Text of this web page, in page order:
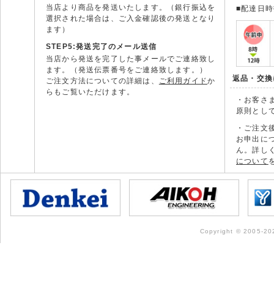
当店より商品を発送いたします。（銀行振込を
選択された場合は、ご入金確認後の発送となり
ます）
STEP5:発送完了のメール送信
当店から発送を完了した事メールでご連絡致し
ます。（発送伝票番号をご連絡致します。）
ご注文方法についての詳細は、 ご利用ガイドか
らもご覧いただけます。
■配達日
返品・交
・お客さ
原則とし
・ご注文
お申出に
ん。詳し
について
Copyright © 2005-